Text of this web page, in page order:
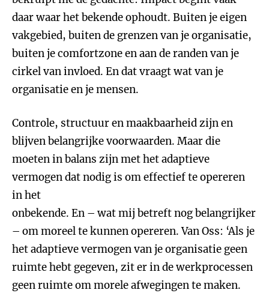
daar waar het bekende ophoudt. Buiten je eigen
vakgebied, buiten de grenzen van je organisatie,
buiten je comfortzone en aan de randen van je
cirkel van invloed. En dat vraagt wat van je
organisatie en je mensen.
Controle, structuur en maakbaarheid zijn en
blijven belangrijke voorwaarden. Maar die
moeten in balans zijn met het adaptieve
vermogen dat nodig is om effectief te opereren
in het
onbekende. En – wat mij betreft nog belangrijker
– om moreel te kunnen opereren. Van Oss: ‘Als je
het adaptieve vermogen van je organisatie geen
ruimte hebt gegeven, zit er in de werkprocessen
geen ruimte om morele afwegingen te maken.